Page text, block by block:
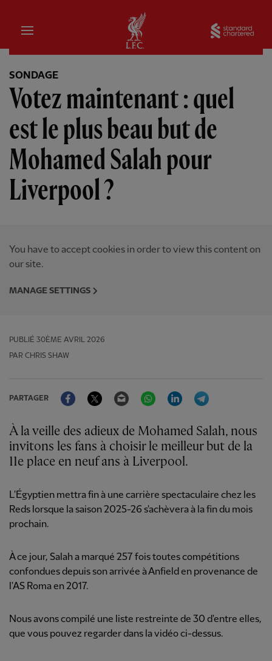
Domicile
SONDAGE
Votez maintenant : quel
est le plus beau but de
Mohamed Salah pour
Liverpool ?
You have to accept cookies in order to view this content on
our site.
MANAGE SETTINGS
PUBLIÉ 30ÈME AVRIL 2026
PAR CHRIS SHAW
PARTAGER
FacebookTwitter Email WhatsAppLinkedIn
À la veille des adieux de Mohamed Salah, nous
invitons les fans à choisir le meilleur but de la
11e place en neuf ans à Liverpool.
L'Égyptien mettra fin à une carrière spectaculaire chez les
Reds lorsque la saison 2025-26 s'achèvera à la fin du mois
prochain.
À ce jour, Salah a marqué 257 fois toutes compétitions
confondues depuis son arrivée à Anfield en provenance de
l'AS Roma en 2017.
Nous avons compilé une liste restreinte de 30 d'entre elles,
que vous pouvez regarder dans la vidéo ci-dessus.